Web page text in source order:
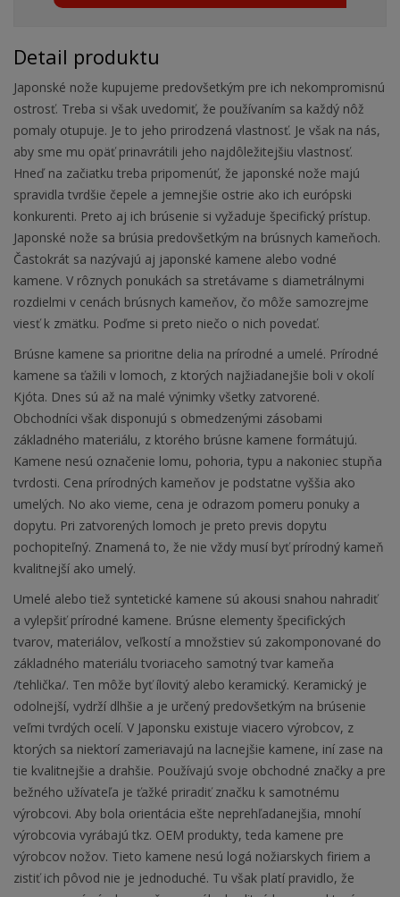
Detail produktu
Japonské nože kupujeme predovšetkým pre ich nekompromisnú
ostrosť. Treba si však uvedomiť, že používaním sa každý nôž
pomaly otupuje. Je to jeho prirodzená vlastnosť. Je však na nás,
aby sme mu opäť prinavrátili jeho najdôležitejšiu vlastnosť.
Hneď na začiatku treba pripomenúť, že japonské nože majú
spravidla tvrdšie čepele a jemnejšie ostrie ako ich európski
konkurenti. Preto aj ich brúsenie si vyžaduje špecifický prístup.
Japonské nože sa brúsia predovšetkým na brúsnych kameňoch.
Častokrát sa nazývajú aj japonské kamene alebo vodné
kamene. V rôznych ponukách sa stretávame s diametrálnymi
rozdielmi v cenách brúsnych kameňov, čo môže samozrejme
viesť k zmätku. Poďme si preto niečo o nich povedať.
Brúsne kamene sa prioritne delia na prírodné a umelé. Prírodné
kamene sa ťažili v lomoch, z ktorých najžiadanejšie boli v okolí
Kjóta. Dnes sú až na malé výnimky všetky zatvorené.
Obchodníci však disponujú s obmedzenými zásobami
základného materiálu, z ktorého brúsne kamene formátujú.
Kamene nesú označenie lomu, pohoria, typu a nakoniec stupňa
tvrdosti. Cena prírodných kameňov je podstatne vyššia ako
umelých. No ako vieme, cena je odrazom pomeru ponuky a
dopytu. Pri zatvorených lomoch je preto previs dopytu
pochopiteľný. Znamená to, že nie vždy musí byť prírodný kameň
kvalitnejší ako umelý.
Umelé alebo tiež syntetické kamene sú akousi snahou nahradiť
a vylepšiť prírodné kamene. Brúsne elementy špecifických
tvarov, materiálov, veľkostí a množstiev sú zakomponované do
základného materiálu tvoriaceho samotný tvar kameňa
/tehlička/. Ten môže byť ílovitý alebo keramický. Keramický je
odolnejší, vydrží dlhšie a je určený predovšetkým na brúsenie
veľmi tvrdých ocelí. V Japonsku existuje viacero výrobcov, z
ktorých sa niektorí zameriavajú na lacnejšie kamene, iní zase na
tie kvalitnejšie a drahšie. Používajú svoje obchodné značky a pre
bežného užívateľa je ťažké priradiť značku k samotnému
výrobcovi. Aby bola orientácia ešte neprehľadanejšia, mnohí
výrobcovia vyrábajú tkz. OEM produkty, teda kamene pre
výrobcov nožov. Tieto kamene nesú logá nožiarskych firiem a
zistiť ich pôvod nie je jednoduché. Tu však platí pravidlo, že